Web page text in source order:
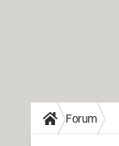
Forum